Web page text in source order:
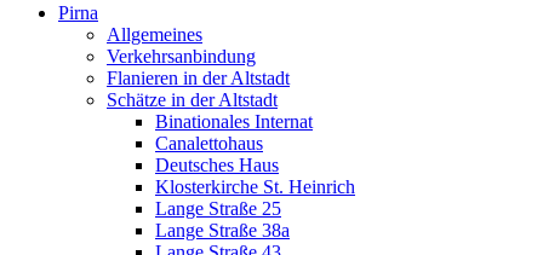
Pirna
Allgemeines
Verkehrsanbindung
Flanieren in der Altstadt
Schätze in der Altstadt
Binationales Internat
Canalettohaus
Deutsches Haus
Klosterkirche St. Heinrich
Lange Straße 25
Lange Straße 38a